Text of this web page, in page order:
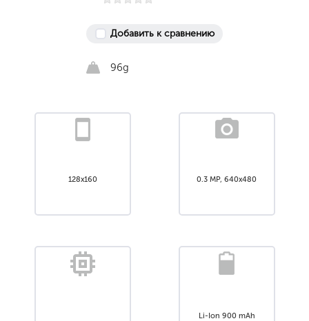
Добавить к сравнению
96g
128x160 0.3 MP, 640x480
Li-Ion 900 mAh